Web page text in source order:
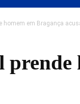
homem em Bragança